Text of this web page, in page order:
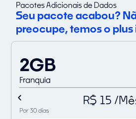
Pacotes Adicionais de Dados
Seu pacote acabou?
preocupe, temos o plus
2GB
Franquia
R$ 15 /
Por 30 dias